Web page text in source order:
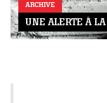
ARCHIVE
UNE ALERTE À